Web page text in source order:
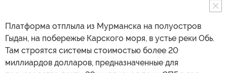
Платформа отплыла из Мурманска на полуостров
Гыдан, на побережье Карского моря, в устье реки Обь.
Там строятся системы стоимостью более 20
миллиардов долларов, предназначенные для